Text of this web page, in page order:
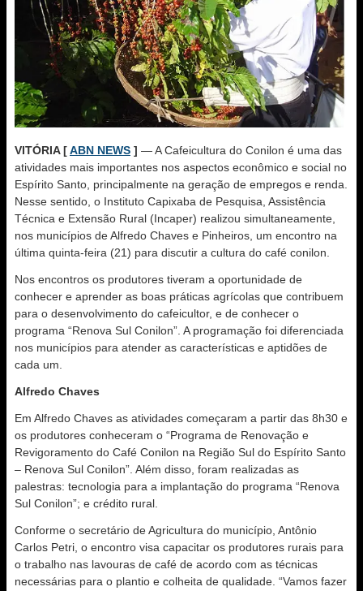
VITÓRIA [ABN NEWS ] — A Cafeicultura do Conilon é uma das
atividades mais importantes nos aspectos econômico e social no
Espírito Santo, principalmente na geração de empregos e renda.
Nesse sentido, o Instituto Capixaba de Pesquisa, Assistência
Técnica e Extensão Rural (Incaper) realizou simultaneamente,
nos municípios de Alfredo Chaves e Pinheiros, um encontro na
última quinta-feira (21) para discutir a cultura do café conilon.
Nos encontros os produtores tiveram a oportunidade de
conhecer e aprender as boas práticas agrícolas que contribuem
para o desenvolvimento do cafeicultor, e de conhecer o
programa “Renova Sul Conilon”. A programação foi diferenciada
nos municípios para atender as características e aptidões de
cada um.
Alfredo Chaves
Em Alfredo Chaves as atividades começaram a partir das 8h30 e
os produtores conheceram o “Programa de Renovação e
Revigoramento do Café Conilon na Região Sul do Espírito Santo
– Renova Sul Conilon”. Além disso, foram realizadas as
palestras: tecnologia para a implantação do programa “Renova
Sul Conilon”; e crédito rural.
Conforme o secretário de Agricultura do município, Antônio
Carlos Petri, o encontro visa capacitar os produtores rurais para
o trabalho nas lavouras de café de acordo com as técnicas
necessárias para o plantio e colheita de qualidade. “Vamos fazer